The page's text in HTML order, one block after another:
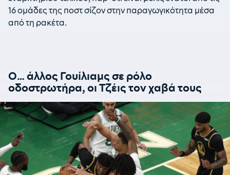
16 ομάδες της ποστ σίζον στην παραγωγικότητα μέσα
από τη ρακέτα.
Ο… άλλος Γουίλιαμς σε ρόλο
οδοστρωτήρα, οι Τζέις τον χαβά τους